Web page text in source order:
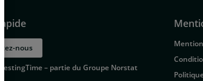
nous
TestingTime – partie du Groupe Norstat